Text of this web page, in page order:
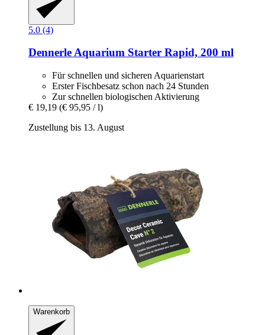
5.0 (4)
DennerleAquarium Starter Rapid, 200 ml
Für schnellen und sicheren Aquarienstart
Erster Fischbesatz schon nach 24 Stunden
Zur schnellen biologischen Aktivierung
€ 19,19 (€ 95,95 / l)
Zustellung bis 13. August
Warenkorb